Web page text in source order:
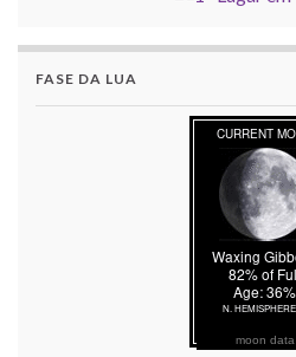
FASE DA LUA
moon data